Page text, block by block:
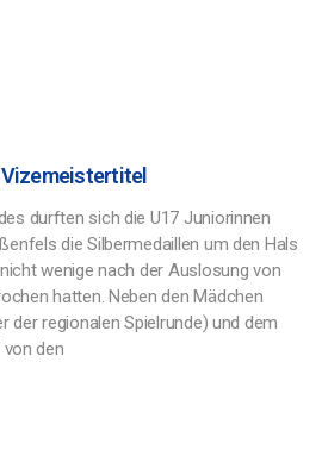
durften sich die U17 Juniorinnen
die Silbermedaillen um den Hals
wenige nach der Auslosung von
hatten. Neben den Mädchen
der regionalen Spielrunde) und dem
den